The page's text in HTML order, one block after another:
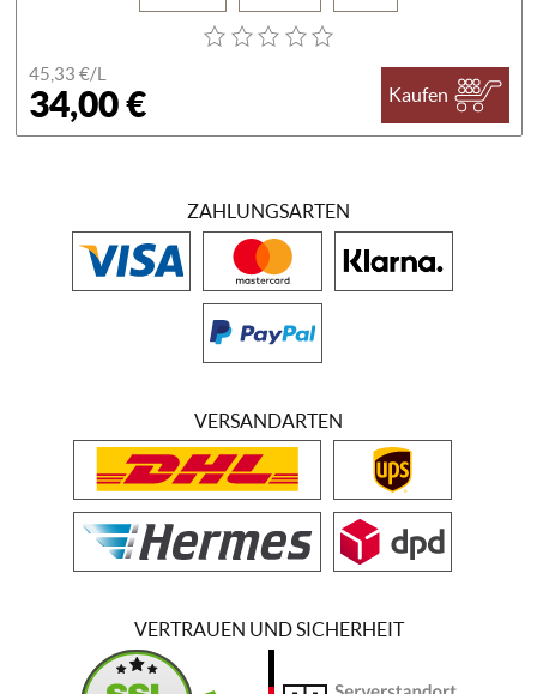
45,33 €/L
34,00 € Kaufen
ZAHLUNGSARTEN
VERSANDARTEN
VERTRAUEN UND SICHERHEIT